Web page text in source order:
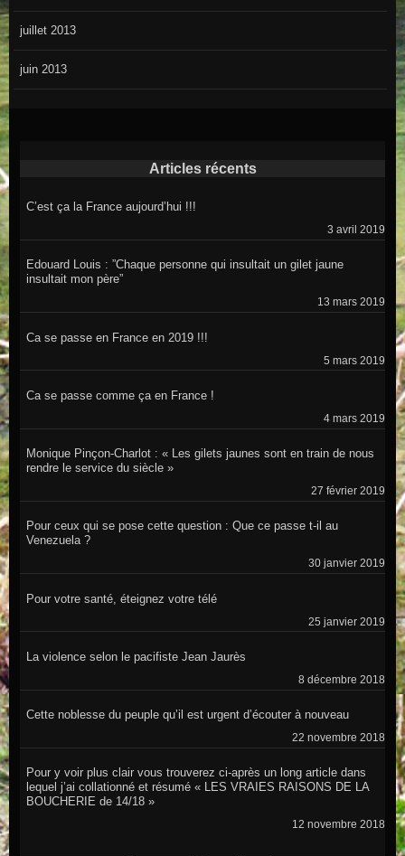
juillet 2013
juin 2013
Articles récents
C’est ça la France aujourd’hui !!!
3 avril 2019
Edouard Louis : ”Chaque personne qui insultait un gilet jaune
insultait mon père”
13 mars 2019
Ca se passe en France en 2019 !!!
5 mars 2019
Ca se passe comme ça en France !
4 mars 2019
Monique Pinçon-Charlot : « Les gilets jaunes sont en train de nous
rendre le service du siècle »
27 février 2019
Pour ceux qui se pose cette question : Que ce passe t-il au
Venezuela ?
30 janvier 2019
Pour votre santé, éteignez votre télé
25 janvier 2019
La violence selon le pacifiste Jean Jaurès
8 décembre 2018
Cette noblesse du peuple qu’il est urgent d’écouter à nouveau
22 novembre 2018
Pour y voir plus clair vous trouverez ci-après un long article dans
lequel j’ai collationné et résumé « LES VRAIES RAISONS DE LA
BOUCHERIE de 14/18 »
12 novembre 2018